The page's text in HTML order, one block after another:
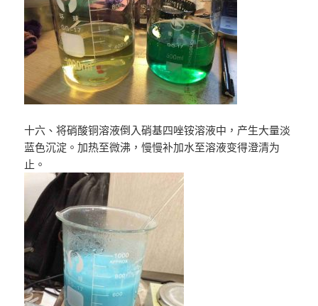
十六、将硝酸铜溶液倒入硝基四唑铵溶液中，产生大量淡
蓝色沉淀。加热至微沸，慢慢补加水至溶液变得澄清为
止。